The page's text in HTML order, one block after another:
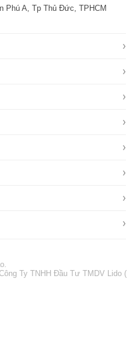
Phú A, Tp Thủ Đức, TPHCM
›
›
›
›
›
›
›
›
Ty TNHH Đầu Tư TMDV Lido (